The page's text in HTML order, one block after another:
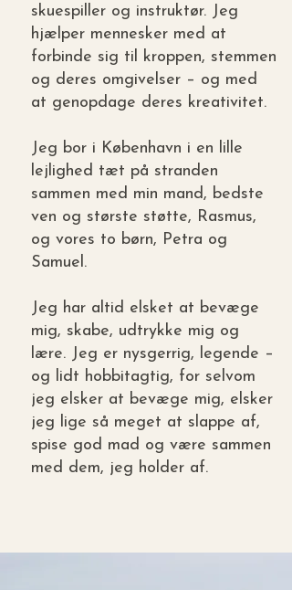
skuespiller og instruktør. Jeg
hjælper mennesker med at
forbinde sig til kroppen, stemmen
og deres omgivelser – og med
at genopdage deres kreativitet.
Jeg bor i København i en lille
lejlighed tæt på stranden
sammen med min mand, bedste
ven og største støtte, Rasmus,
og vores to børn, Petra og
Samuel.
Jeg har altid elsket at bevæge
mig, skabe, udtrykke mig og
lære. Jeg er nysgerrig, legende –
og lidt hobbitagtig, for selvom
jeg elsker at bevæge mig, elsker
jeg lige så meget at slappe af,
spise god mad og være sammen
med dem, jeg holder af.